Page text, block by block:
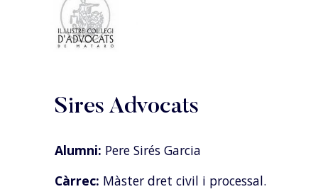
Sires Advocats
Alumni: Pere Sirés Garcia
Càrrec: Màster dret civil i processal.